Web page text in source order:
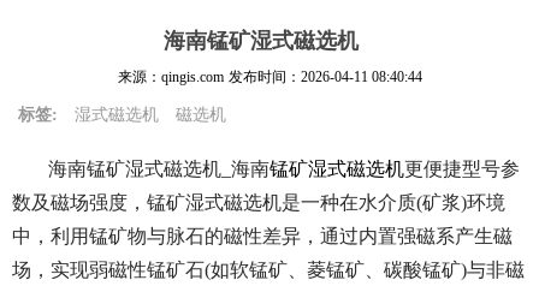
海南锰矿湿式磁选机
来源：qingis.com 发布时间： 2026-04-11 08:40:44
标签: 湿式磁选机 磁选机
海南锰矿湿式磁选机_海南锰矿湿式磁选机更便捷型号参
数及磁场强度，锰矿湿式磁选机是一种在水介质(矿浆)环境
中，利用锰矿物与脉石的磁性差异，通过内置强磁系产生磁
场，实现弱磁性锰矿石(如软锰矿、菱锰矿、碳酸锰矿)与非磁